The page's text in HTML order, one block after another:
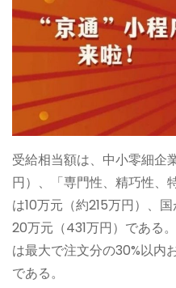
受給相当額は、中小零細企
円）、「専門性、精巧性、
は10万元（約215万円）、
20万元（431万円）である
は最大で注文分の30%以内
である。